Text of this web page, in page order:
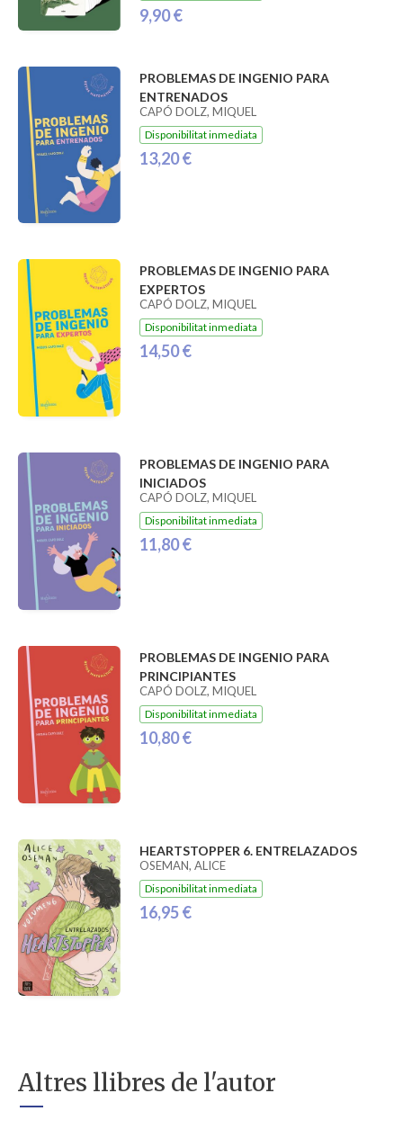
9,90 €
PROBLEMAS DE INGENIO PARA
ENTRENADOS
CAPÓ DOLZ, MIQUEL
Disponibilitat inmediata
13,20 €
PROBLEMAS DE INGENIO PARA
EXPERTOS
CAPÓ DOLZ, MIQUEL
Disponibilitat inmediata
14,50 €
PROBLEMAS DE INGENIO PARA
INICIADOS
CAPÓ DOLZ, MIQUEL
Disponibilitat inmediata
11,80 €
PROBLEMAS DE INGENIO PARA
PRINCIPIANTES
CAPÓ DOLZ, MIQUEL
Disponibilitat inmediata
10,80 €
HEARTSTOPPER 6. ENTRELAZADOS
OSEMAN, ALICE
Disponibilitat inmediata
16,95 €
Altres llibres de l'autor